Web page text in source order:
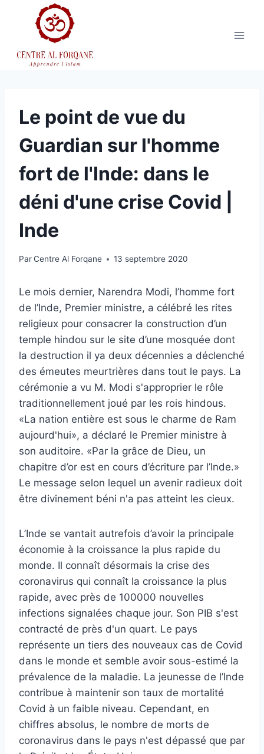
Le point de vue du
Guardian sur l'homme
fort de l'Inde: dans le
déni d'une crise Covid |
Inde
ParCentre Al Forqane 13 septembre 2020
Le mois dernier, Narendra Modi, l’homme fort
de l’Inde, Premier ministre, a célébré les rites
religieux pour consacrer la construction d’un
temple hindou sur le site d’une mosquée dont
la destruction il ya deux décennies a déclenché
des émeutes meurtrières dans tout le pays. La
cérémonie a vu M. Modi s'approprier le rôle
traditionnellement joué par les rois hindous.
«La nation entière est sous le charme de Ram
aujourd'hui», a déclaré le Premier ministre à
son auditoire. «Par la grâce de Dieu, un
chapitre d’or est en cours d’écriture par l’Inde.»
Le message selon lequel un avenir radieux doit
être divinement béni n'a pas atteint les cieux.
L’Inde se vantait autrefois d’avoir la principale
économie à la croissance la plus rapide du
monde. Il connaît désormais la crise des
coronavirus qui connaît la croissance la plus
rapide, avec près de 100000 nouvelles
infections signalées chaque jour. Son PIB s'est
contracté de près d'un quart. Le pays
représente un tiers des nouveaux cas de Covid
dans le monde et semble avoir sous-estimé la
prévalence de la maladie. La jeunesse de l’Inde
contribue à maintenir son taux de mortalité
Covid à un faible niveau. Cependant, en
chiffres absolus, le nombre de morts de
coronavirus dans le pays n'est dépassé que par